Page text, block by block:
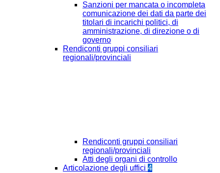
Sanzioni per mancata o incompleta
comunicazione dei dati da parte dei
titolari di incarichi politici, di
amministrazione, di direzione o di
governo
Rendiconti gruppi consiliari
regionali/provinciali
Rendiconti gruppi consiliari
regionali/provinciali
Atti degli organi di controllo
Articolazione degli uffici 4